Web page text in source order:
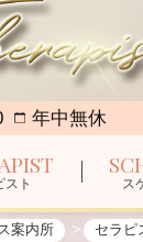
年中無休
スト ス
案内所 セラピ